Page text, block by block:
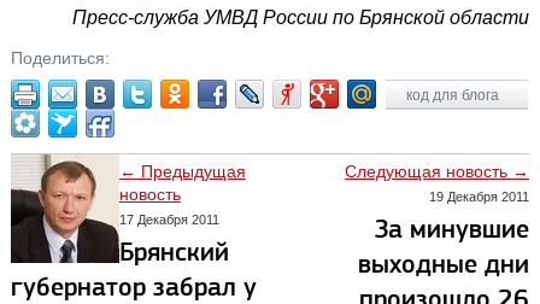
Пресс-служба УМВД России по Брянской области
Поделиться:
код для блога
← Предыдущая
новость
17 Декабря 2011
Брянский
губернатор забрал у
Следующая новость →
19 Декабря 2011
За минувшие
выходные дни